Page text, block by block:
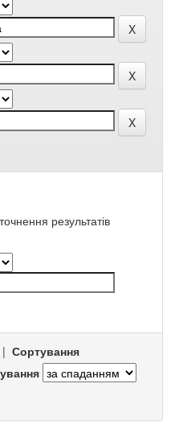
результатів
| Сортування